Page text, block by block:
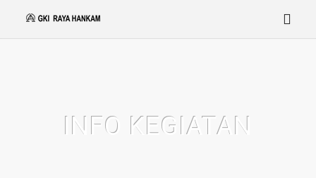
INFO KEGIATAN